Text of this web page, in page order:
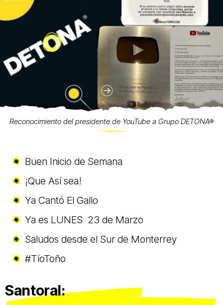
Reconocimiento del presidente de YouTube a Grupo DETONA®
Buen Inicio de Semana
¡Que Así sea!
Ya Cantó El Gallo
Ya es LUNES 23 de Marzo
Saludos desde el Sur de Monterrey
#TíoToño
Santoral: